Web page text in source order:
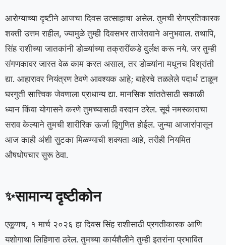
आरोग्याच्या दृष्टीने आजचा दिवस उत्साहाचा असेल. तुमची रोगप्रतिकारक
शक्ती उत्तम राहील, ज्यामुळे तुम्ही दिवसभर ताजेतवाने अनुभवाल. तथापि,
सिंह राशीच्या जातकांनी डोळ्यांच्या तक्रारींकडे दुर्लक्ष करू नये. जर तुम्ही
संगणकावर जास्त वेळ काम करत असाल, तर डोळ्यांना मधूनच विश्रांती
द्या. आहारावर नियंत्रण ठेवणे आवश्यक आहे; बाहेरचे तळलेले पदार्थ टाळून
घरगुती सात्त्विक जेवणाला प्राधान्य द्या. मानसिक शांततेसाठी सकाळी
ध्यान किंवा योगासने करणे तुमच्यासाठी वरदान ठरेल. सूर्य नमस्काराचा
सराव केल्याने तुमची शारीरिक ऊर्जा द्विगुणित होईल. जुन्या आजारांपासून
आज काही अंशी सुटका मिळण्याची शक्यता आहे, तरीही नियमित
औषधोपचार सुरू ठेवा.
✨सामान्य दृष्टीकोन
एकूणच, १ मार्च २०२६ हा दिवस सिंह राशीसाठी प्रगतीकारक आणि
यशोगाथा लिहिणारा ठरेल. तुमच्या कार्यशैलीने तुम्ही इतरांना प्रभावित